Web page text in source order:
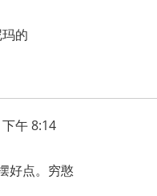
的
午 8:14
好点。穷憨